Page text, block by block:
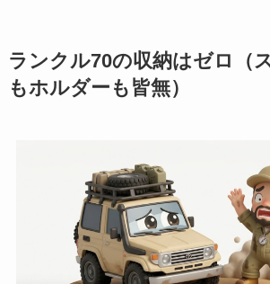
ランクル70の収納はゼロ（
もホルダーも皆無）